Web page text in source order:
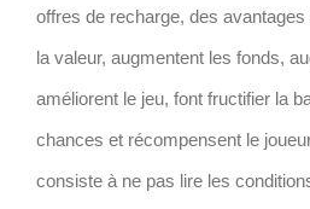
offres de recharge, des
la valeur, augmentent les fonds,
améliorent le jeu, font fructifier la
chances et récompensent le
consiste à ne pas lire les